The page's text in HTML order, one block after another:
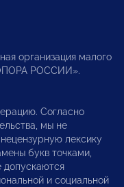
организация малого
РОССИИ».
Согласно
мы не
лексику
букв точками,
и социальной